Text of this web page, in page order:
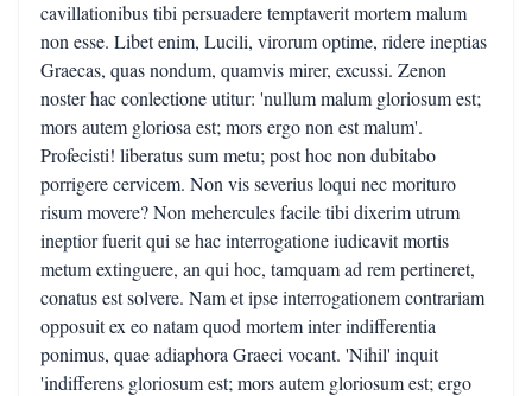
cavillationibus tibi persuadere temptaverit mortem malum
non esse. Libet enim, Lucili, virorum optime, ridere ineptias
Graecas, quas nondum, quamvis mirer, excussi. Zenon
noster hac conlectione utitur: 'nullum malum gloriosum est;
mors autem gloriosa est; mors ergo non est malum'.
Profecisti! liberatus sum metu; post hoc non dubitabo
porrigere cervicem. Non vis severius loqui nec morituro
risum movere? Non mehercules facile tibi dixerim utrum
ineptior fuerit qui se hac interrogatione iudicavit mortis
metum extinguere, an qui hoc, tamquam ad rem pertineret,
conatus est solvere. Nam et ipse interrogationem contrariam
opposuit ex eo natam quod mortem inter indifferentia
ponimus, quae adiaphora Graeci vocant. 'Nihil' inquit
'indifferens gloriosum est; mors autem gloriosum est; ergo